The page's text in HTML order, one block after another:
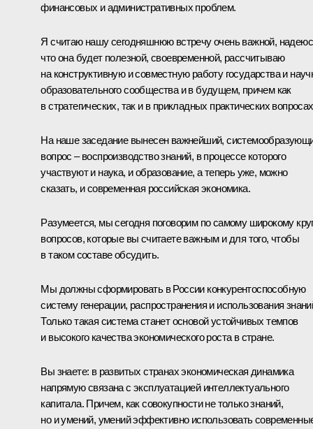
финансовых и административных проблем.
Я считаю нашу сегодняшнюю встречу очень важной,
что она будет полезной, своевременной, рассчитываю
на конструктивную и совместную работу государства и
образовательного сообщества и в будущем, причем как
в стратегических, так и в прикладных практических
На наше заседание вынесен важнейший,
вопрос – воспроизводство знаний, в процессе которого
участвуют и наука, и образование, а теперь уже, можно
сказать, и современная российская экономика.
Разумеется, мы сегодня поговорим по самому широкому
вопросов, которые вы считаете важным и для того, чтобы
в таком составе обсудить.
Мы должны сформировать в России конкурентоспособную
систему генерации, распространения и использования
Только такая система станет основой устойчивых темпов
и высокого качества экономического роста в стране.
Вы знаете: в развитых странах экономическая динамика
напрямую связана с эксплуатацией интеллектуального
капитала. Причем, как совокупности не только знаний,
но и умений, умений эффективно использовать